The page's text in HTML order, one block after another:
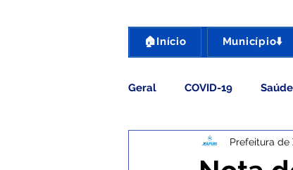
🏠Início Município⬇️
Geral COVID-19
Assistência SocialPrefeitura de